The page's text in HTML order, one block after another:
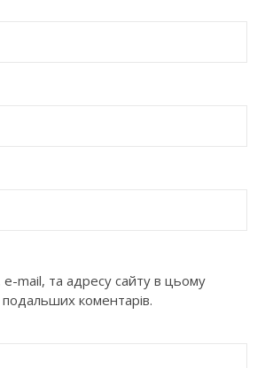
e-mail, та адресу сайту в цьому
подальших коментарів.